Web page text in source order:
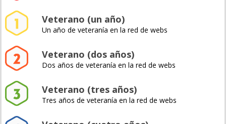
Veterano (un año)
Un año de veteranía en la red de webs
Veterano (dos años)
Dos años de veteranía en la red de webs
Veterano (tres años)
Tres años de veteranía en la red de webs